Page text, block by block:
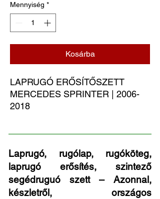
Mennyiség *
Kosárba
LAPRUGÓ ERŐSÍTŐSZETT
MERCEDES SPRINTER | 2006-
2018
Laprugó, rugólap, rugóköteg,
laprugó erősítés, szintező
segédruguó szett – Azonnal,
készletről, országos